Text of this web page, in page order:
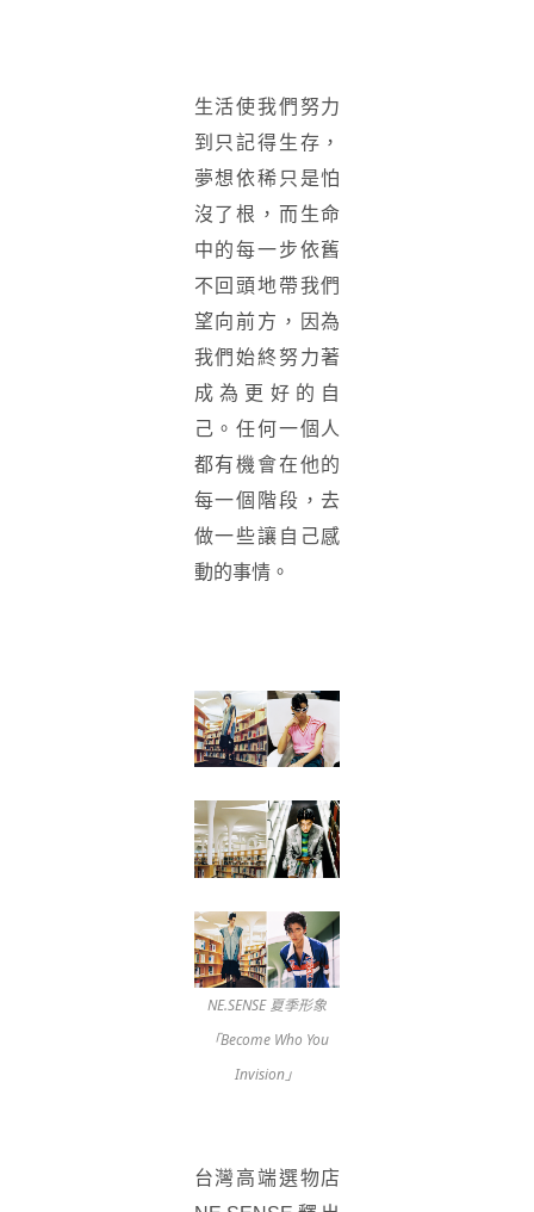
生活使我們努力
到只記得生存，
夢想依稀只是怕
沒了根，而生命
中的每一步依舊
不回頭地帶我們
望向前方，因為
我們始終努力著
成為更好的自
己。任何一個人
都有機會在他的
每一個階段，去
做一些讓自己感
動的事情。
NE.SENSE 夏季形象
「Become Who You
Invision」
台灣高端選物店